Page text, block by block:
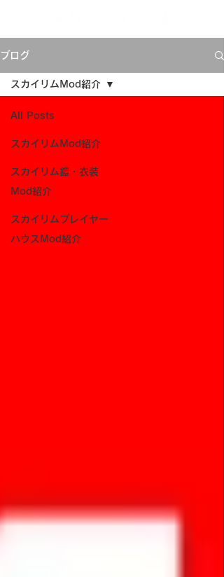
ブログ
All Posts
スカイリムMod紹介
スカイリム鎧・衣装
Mod紹介
スカイリムプレイヤー
ハウスMod紹介
スカイリムMod紹介